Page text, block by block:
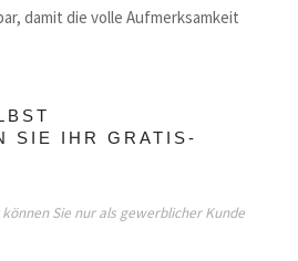
damit die volle Aufmerksamkeit
SIE IHR GRATIS-
Sie nur als gewerblicher Kunde